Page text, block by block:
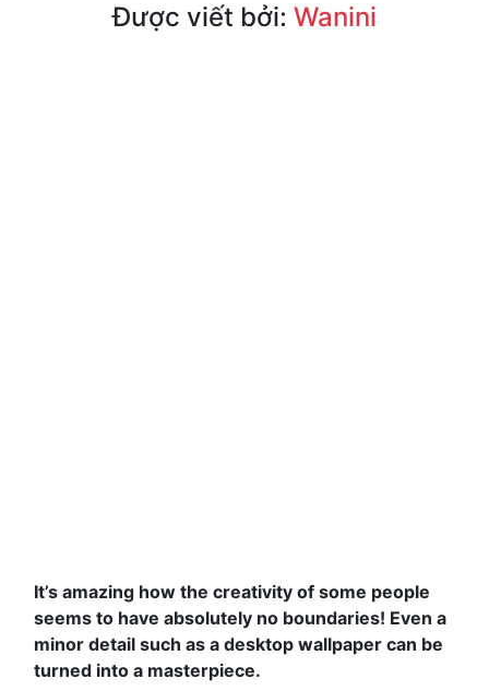
Được viết bởi: Wanini
It’s amazing how the creativity of some people
seems to have absolutely no boundaries! Even a
minor detail such as a desktop wallpaper can be
turned into a masterpiece.